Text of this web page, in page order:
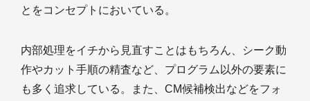
とをコンセプトにおいている。
内部処理をイチから見直すことはもちろん、シーク動
作やカット手順の精査など、プログラム以外の要素に
も多く追求している。また、CM候補検出などをフォ